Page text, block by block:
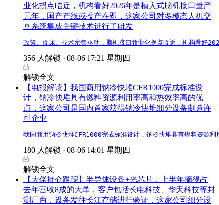
业化拐点临近，机构看好2026年是植入式脑机接口量产
元年，国产产线或投产在即，这家公司对多模态人机交
互系统集成关键技术进行了研发
政策、临床、技术密集驱动，脑机接口商业化拐点临近，机构看好
356 人解锁 · 08-06 17:21 星期四
解锁全文
【电报解读】我国商用钠冷快堆CFR1000完成标准设
计，钠冷快堆具有燃料资源利用率高和热效率高的优
点，这家公司是国内首家获得钠冷快堆细分设备制造许
可企业
我国商用钠冷快堆CFR1000完成标准设计，钠冷快堆具有燃料资源
180 人解锁 · 08-06 14:01 星期四
解锁全文
【大佬持仓跟踪】半导体设备+光芯片，上半年摘得占
去年营收8成的大单，客户包括长电科技、华天科技等封
测厂商，设备发往长江存储进行验证，这家公司细分设